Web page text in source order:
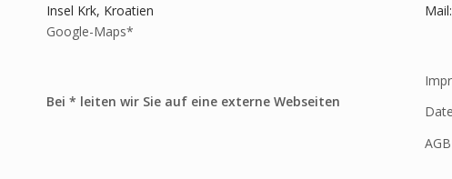
Insel Krk, Kroatien
Google-Maps*
Bei * leiten wir Sie auf eine externe Webseiten
AGB